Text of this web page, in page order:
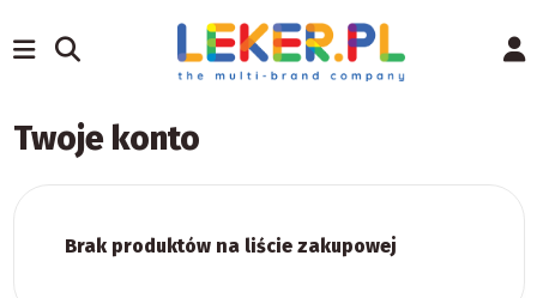
Twoje konto
Brak produktów na liście zakupowej